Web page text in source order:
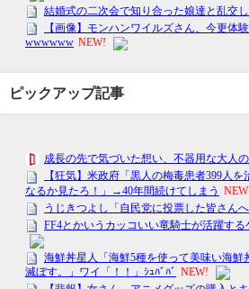
ピックアップ記事